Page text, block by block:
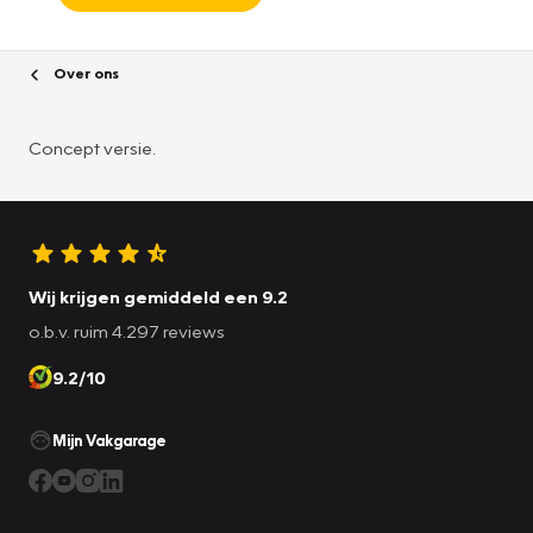
Over ons
Concept versie.
Wij krijgen gemiddeld een 9.2
o.b.v. ruim 4.297 reviews
9.2/10
Mijn Vakgarage